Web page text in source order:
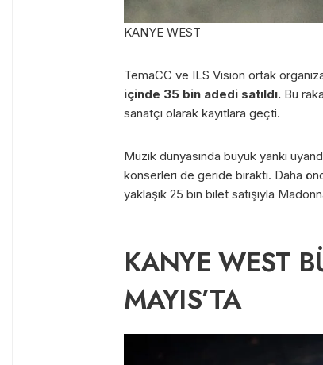
KANYE WEST
TemaCC ve ILS Vision ortak
içinde 35 bin adedi satıldı. Bu
sanatçı olarak kayıtlara geçti.
Müzik dünyasında büyük yankı
konserleri de geride bıraktı. Daha
yaklaşık 25 bin bilet satışıyla
KANYE WEST
MAYIS’TA